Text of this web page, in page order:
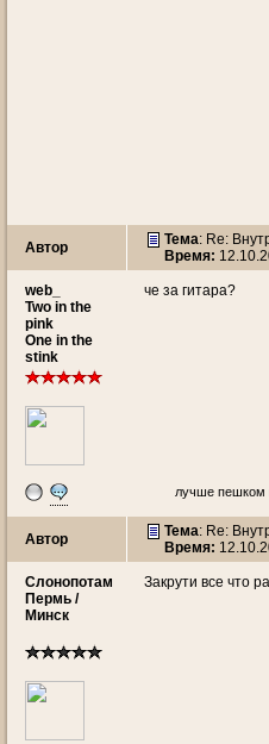
Автор Тема: Re:
Время:
web_
Two in the
pink
One in the
stink
че за гитара?
лучше пешком
Автор Тема: Re:
Время:
Слонопотам
Пермь /
Минск
Закрути все что